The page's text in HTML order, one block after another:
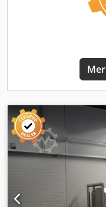
tömnings-/lutpump
V, 16A-CEE-kontakt
i leveransen: 1
reservdelsservice
uthyrning